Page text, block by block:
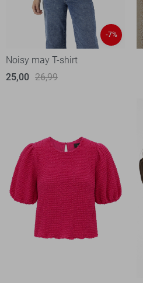
-7%
Noisy may T-shirt
25,00 26,99